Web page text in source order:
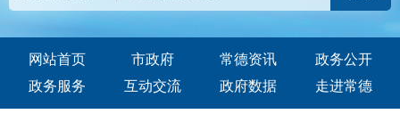
网站首页 市政府 常德资讯
政务公开
政务服务
互动交流 政府数据 走进常德